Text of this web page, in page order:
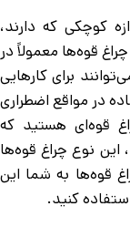
کوچکی که دارند،
قوه‌ها معمولاً در
برای کارهایی
در مواقع اضطراری
قوه‌ای هستید که
این نوع چراغ قوه‌ها
قوه‌ها به شما این
کنید.